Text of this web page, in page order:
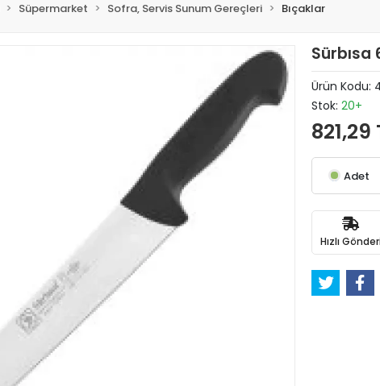
Süpermarket Sofra, Servis Sunum Gereçleri Bıçaklar
Sürbısa
Ürün Kodu:
Stok: 20+
821,29
Adet
Hızlı